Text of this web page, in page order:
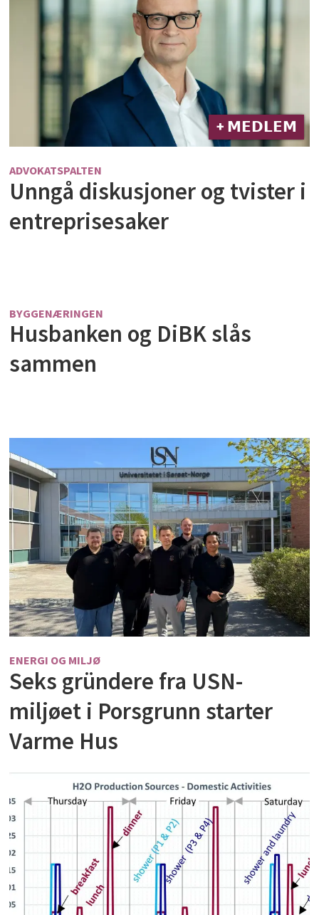
+ 𝗠𝗘𝗗𝗟𝗘𝗠
ADVOKATSPALTEN
Unngå diskusjoner og tvister i
entreprisesaker
BYGGENÆRINGEN
Husbanken og DiBK slås
sammen
ENERGI OG MILJØ
Seks gründere fra USN-
miljøet i Porsgrunn starter
Varme Hus